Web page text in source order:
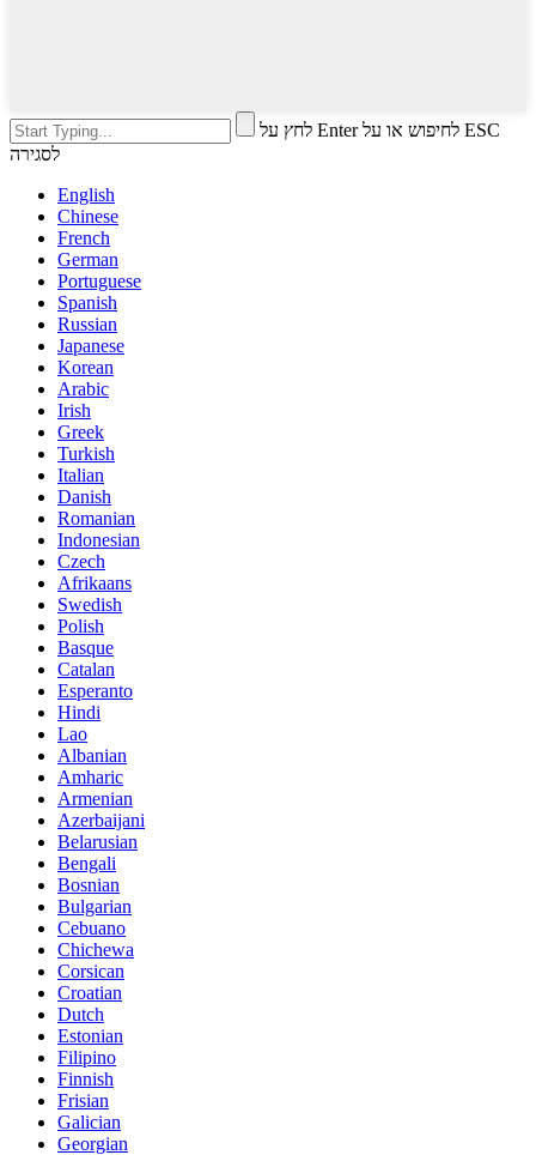
לחץ על Enter לחיפוש או על ESC
לסגירה
English
Chinese
French
German
Portuguese
Spanish
Russian
Japanese
Korean
Arabic
Irish
Greek
Turkish
Italian
Danish
Romanian
Indonesian
Czech
Afrikaans
Swedish
Polish
Basque
Catalan
Esperanto
Hindi
Lao
Albanian
Amharic
Armenian
Azerbaijani
Belarusian
Bengali
Bosnian
Bulgarian
Cebuano
Chichewa
Corsican
Croatian
Dutch
Estonian
Filipino
Finnish
Frisian
Galician
Georgian